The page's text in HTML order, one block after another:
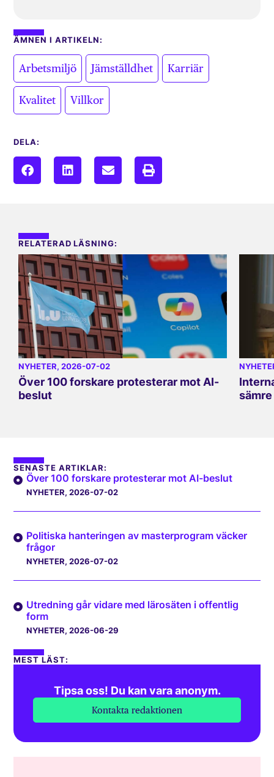
ÄMNEN I ARTIKELN:
Arbetsmiljö Jämställdhet Karriär
Kvalitet Villkor
DELA:
RELATERAD LÄSNING:
NYHETER, 2026-07-02
Över 100 forskare protesterar mot AI-
beslut
SENASTE ARTIKLAR:
Över 100 forskare protesterar mot AI-beslut
NYHETER, 2026-07-02
Politiska hanteringen av masterprogram väcker
frågor
NYHETER, 2026-07-02
Utredning går vidare med lärosäten i offentlig
form
NYHETER, 2026-06-29
MEST LÄST:
Tipsa oss! Du kan vara anonym.
Kontakta redaktionen